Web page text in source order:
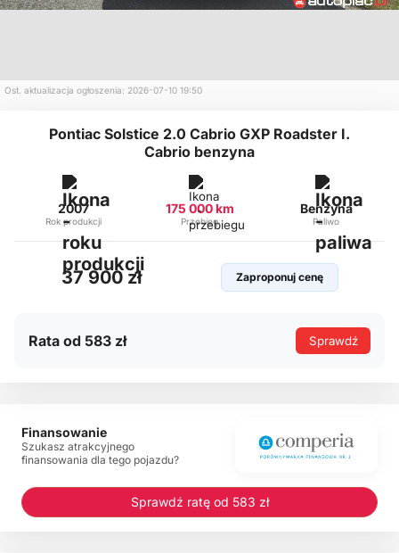
Ost. aktualizacja ogłoszenia: 2026-07-10 19:50
Pontiac Solstice 2.0 Cabrio GXP Roadster I.
Cabrio benzyna
2007
Rok produkcji
175 000 km
Przebieg
Benzyna
Paliwo
37 900 zł Zaproponuj cenę
Rata od 583 zł Sprawdź
Finansowanie
Szukasz atrakcyjnego
finansowania dla tego pojazdu?
Sprawdź ratę od 583 zł